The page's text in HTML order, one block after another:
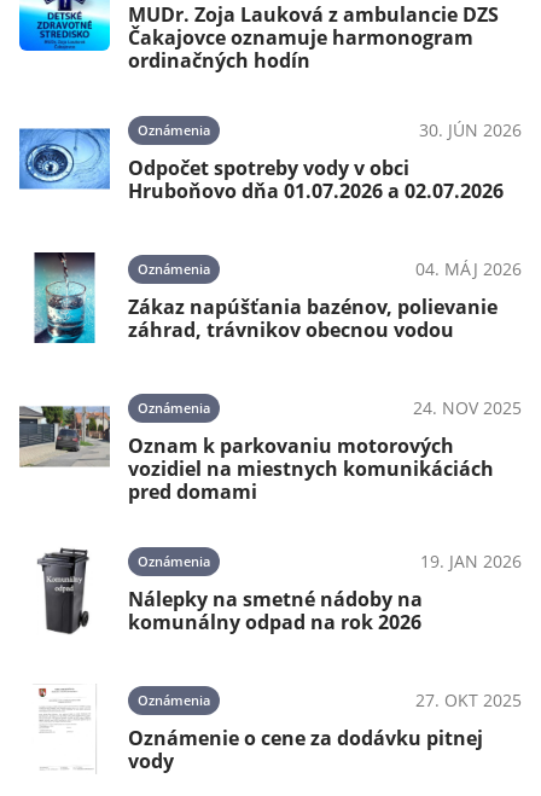
MUDr. Zoja Lauková z ambulancie DZS
Čakajovce oznamuje harmonogram
ordinačných hodín
Oznámenia 30. JÚN 2026
Odpočet spotreby vody v obci
Hruboňovo dňa 01.07.2026 a 02.07.2026
Oznámenia 04. MÁJ 2026
Zákaz napúšťania bazénov, polievanie
záhrad, trávnikov obecnou vodou
Oznámenia 24. NOV 2025
Oznam k parkovaniu motorových
vozidiel na miestnych komunikáciách
pred domami
Oznámenia 19. JAN 2026
Nálepky na smetné nádoby na
komunálny odpad na rok 2026
Oznámenia 27. OKT 2025
Oznámenie o cene za dodávku pitnej
vody